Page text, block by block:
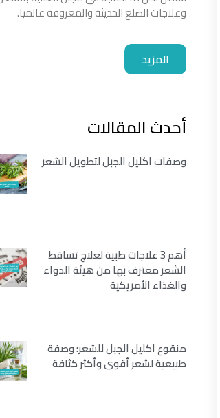
وعلاجات الصلع الحديثة والمعروفة عالميا.
المزيد
أحدث المقالات
وصفات اكليل الجبل لتطويل الشعر
أهم 3 علاجات طبية لعلاج تساقط
الشعر معترف بها من هيئة الدواء
والغذاء الأمريكية
منقوع اكليل الجبل للشعر: وصفة
طبيعية لشعر أقوى وأكثر كثافة